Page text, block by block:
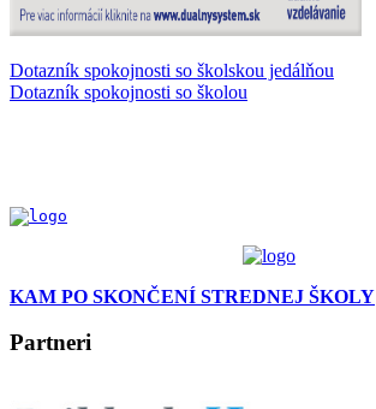
Dotazník spokojnosti so školskou jedálňou
Dotazník spokojnosti so školou
KAM PO SKONČENÍ STREDNEJ ŠKOLY
Partneri